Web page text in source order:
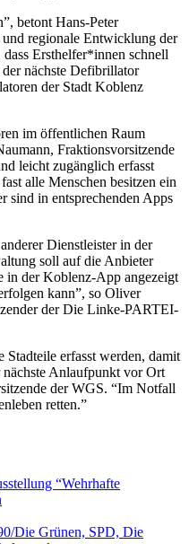
betont Hans-Peter
regionale Entwicklung der
Ersthelfer*innen schnell
nächste Defibrillator
der Stadt Koblenz
im öffentlichen Raum
Fraktionsvorsitzende
leicht zugänglich erfasst
alle Menschen besitzen ein
sind in entsprechenden Apps
Dienstleister in der
soll auf die Anbieter
in der Koblenz-App angezeigt
kann”, so Oliver
der Die Linke-PARTEI-
Stadteile erfasst werden, damit
Anlaufpunkt vor Ort
der WGS. “Im Notfall
retten.”
“Wehrhafte
Die Grünen, SPD, Die